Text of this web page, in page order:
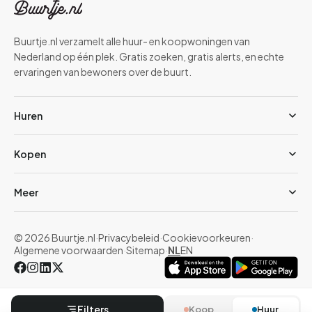
Filters Koop Huur
Buurtje.nl verzamelt alle huur- en koopwoningen van
Nederland op één plek. Gratis zoeken, gratis alerts, en echte
ervaringen van bewoners over de buurt.
Huren
Kopen
Meer
© 2026 Buurtje.nl·Privacybeleid·Cookievoorkeuren·
Algemene voorwaarden·Sitemap·NLEN